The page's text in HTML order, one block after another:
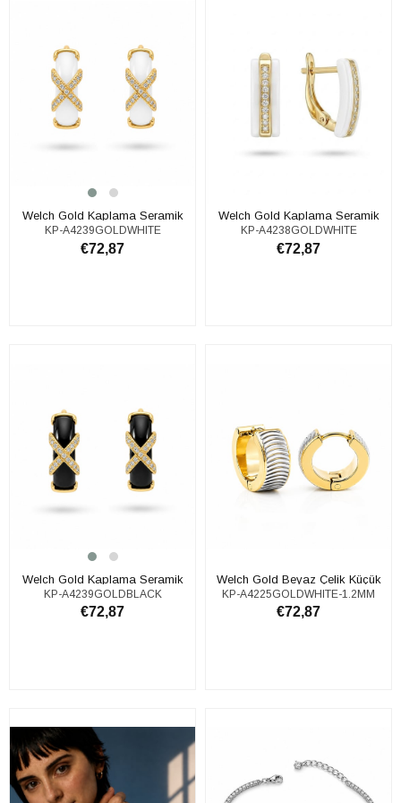
​​​​​​​​​​​​​​Welch Gold Kaplama Seramik
Çelik Küpe
KP-A4239GOLDWHITE
€72,87
​​​​​​​​​​​​​​Welch Gold Kaplama Seramik
Çelik Küpe
KP-A4238GOLDWHITE
€72,87
​​​​​​​​​​​​​​Welch Gold Kaplama Seramik
Çelik Küpe
KP-A4239GOLDBLACK
€72,87
​​​​​​​​​​​​​​Welch Gold Beyaz Çelik Küçük
Halka Küpe
KP-A4225GOLDWHITE-1.2MM
€72,87